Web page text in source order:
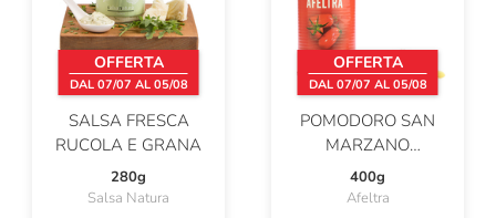
OFFERTA
DAL 07/07 AL 05/08
SALSA FRESCA
RUCOLA E GRANA
280g
Salsa Natura
OFFERTA
DAL 07/07 AL 05/08
POMODORO SAN
MARZANO
DELL'AGRO
SARNESE-NOCERINO
400g
Afeltra